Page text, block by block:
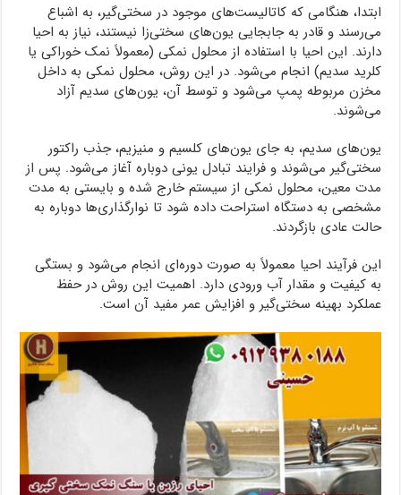
ابتدا، هنگامی که کاتالیست‌های موجود در سختی‌گیر، به اشباع
می‌رسند و قادر به جابجایی یون‌های سختی‌زا نیستند، نیاز به احیا
دارند. این احیا با استفاده از محلول نمکی (معمولاً نمک خوراکی یا
کلرید سدیم) انجام می‌شود. در این روش، محلول نمکی به داخل
مخزن مربوطه پمپ می‌شود و توسط آن، یون‌های سدیم آزاد
می‌شوند.
یون‌های سدیم، به جای یون‌های کلسیم و منیزیم، جذب راکتور
سختی‌گیر می‌شوند و فرایند تبادل یونی دوباره آغاز می‌شود. پس از
مدت معین، محلول نمکی از سیستم خارج شده و بایستی به مدت
مشخصی به دستگاه استراحت داده شود تا نوارگذاری‌ها دوباره به
حالت عادی بازگردند.
این فرآیند احیا معمولاً به صورت دوره‌ای انجام می‌شود و بستگی
به کیفیت و مقدار آب ورودی دارد. اهمیت این روش در حفظ
عملکرد بهینه سختی‌گیر و افزایش عمر مفید آن است.